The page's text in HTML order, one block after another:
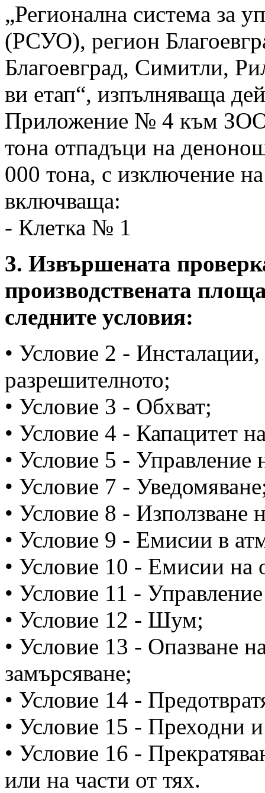
„Регионална система за
(РСУО), регион
Благоевград, Симитли,
ви етап“, изпълняваща
Приложение № 4 към
тона отпадъци на
000 тона, с изключение
включваща:
- Клетка № 1
3. Извършената
производствената
следните условия:
• Условие 2 - Инсталации,
разрешителното;
• Условие 3 - Обхват;
• Условие 4 - Капацитет
• Условие 5 - Управление
• Условие 7 -
• Условие 8 - Използване
• Условие 9 - Емисии в
• Условие 10 - Емисии на
• Условие 11 -
• Условие 12 - Шум;
• Условие 13 - Опазване
замърсяване;
• Условие 14 -
• Условие 15 - Преходни
• Условие 16 -
или на части от тях.